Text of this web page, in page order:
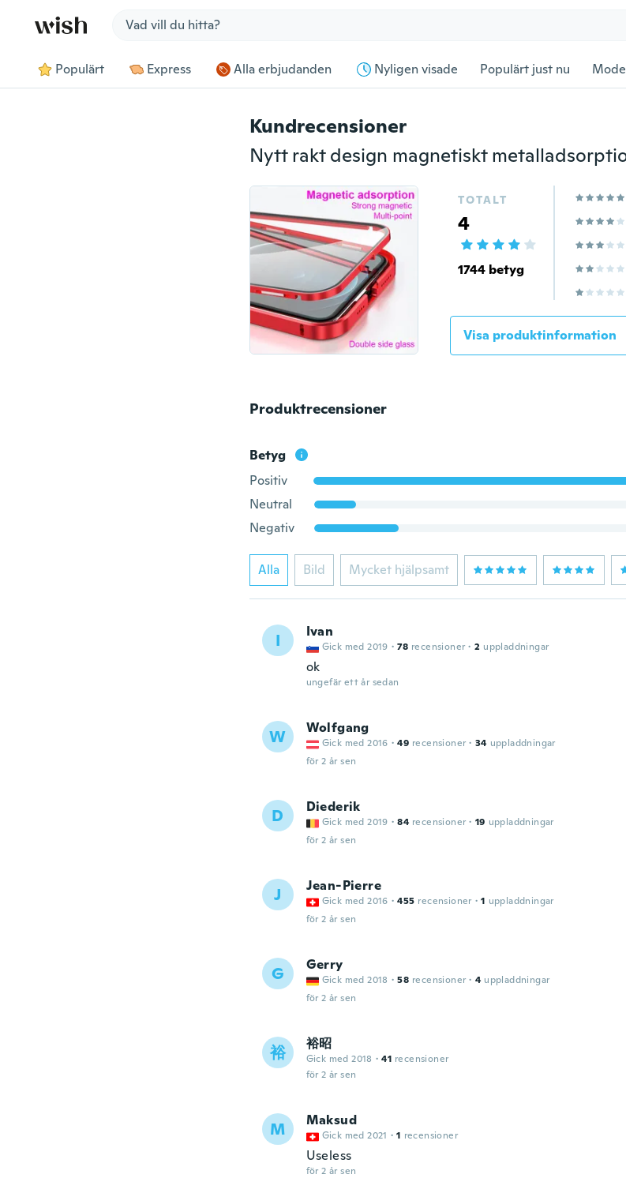
Populärt Express Alla erbjudanden Nyligen visade Populärt just nu Mode
Kundrecensioner
TOTALT
4
1744 betyg
Visa produktinformation
Produktrecensioner
Betyg
Positiv
Neutral
Negativ
Alla Bild Mycket hjälpsamt
I Ivan
Gick med 2019 · 78 recensioner · 2 uppladdningar
ok
ungefär ett år sedan
W Wolfgang
Gick med 2016 · 49 recensioner · 34 uppladdningar
för 2 år sen
D Diederik
Gick med 2019 · 84 recensioner · 19 uppladdningar
för 2 år sen
J Jean-Pierre
Gick med 2016 · 455 recensioner · 1 uppladdningar
för 2 år sen
G Gerry
Gick med 2018 · 58 recensioner · 4 uppladdningar
för 2 år sen
裕 裕昭
Gick med 2018 · 41 recensioner
för 2 år sen
M Maksud
Gick med 2021 · 1 recensioner
Useless
för 2 år sen